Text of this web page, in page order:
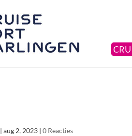
|aug 2, 2023 |0 Reacties